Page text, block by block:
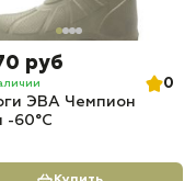
руб
0
ЭВА Чемпион
-60°C